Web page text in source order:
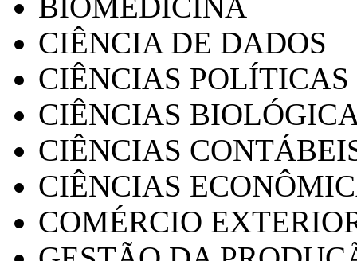
CIÊNCIA DE DADOS
CIÊNCIAS POLÍTICAS
CIÊNCIAS
CIÊNCIAS
CIÊNCIAS
COMÉRCIO